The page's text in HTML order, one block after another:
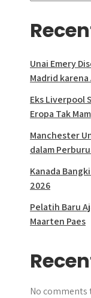
Unai Emery
Madrid karena
Eks Liverpool
Eropa Tak
Manchester
dalam
Kanada
2026
Pelatih Baru
Maarten Paes
No comments